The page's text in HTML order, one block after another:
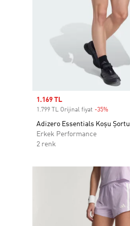
Sale price
1.169 TL
1.799 TL Orijinal fiyat -35%
Adizero Essentials Koşu Şortu
Erkek Performance
2 renk